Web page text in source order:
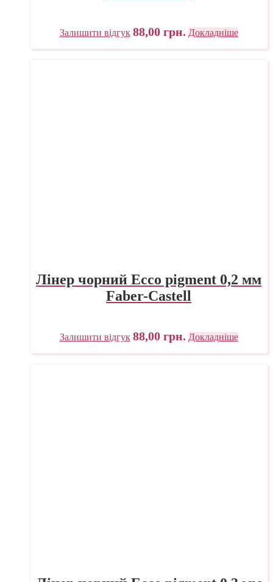
Залишити відгук 88,00 грн. Докладніше
Лінер чорний Ecco pigment 0,2 мм
Faber-Castell
Залишити відгук 88,00 грн. Докладніше